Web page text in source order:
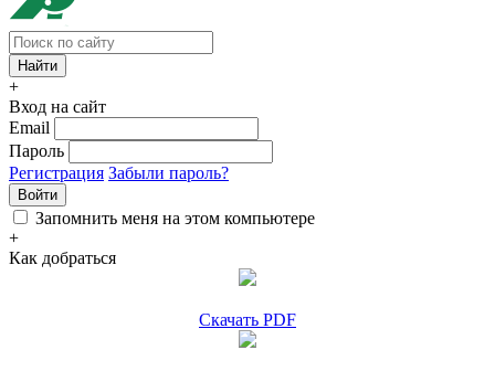
+
Вход на сайт
Email
Пароль
Регистрация Забыли пароль?
Войти
Запомнить меня на этом компьютере
+
Как добраться
Скачать PDF